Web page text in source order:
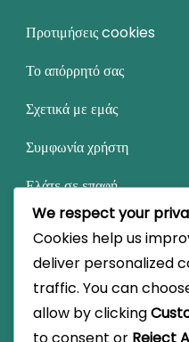
Προτιμήσεις cookies
Το απόρρητό σας
Σχετικά με εμάς
Συμφωνία χρήστη
Ελάτε σε επαφή
Κατηγορίες
Ρόλοι Παικτών
Στρατηγικές
We respect your
Cookies help us
deliver personalized
traffic. You can
allow by clicking
to consent or Reject